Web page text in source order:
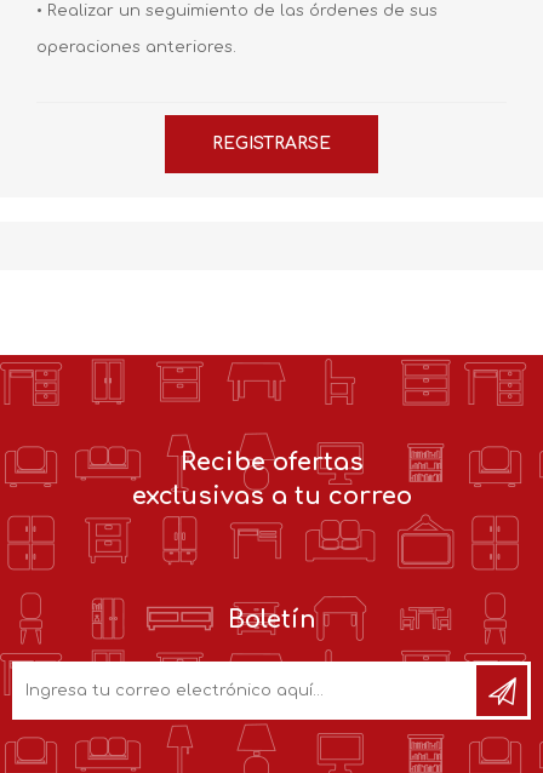
• Realizar un seguimiento de las órdenes de sus
operaciones anteriores.
Recibe ofertas
exclusivas a tu correo
Boletín